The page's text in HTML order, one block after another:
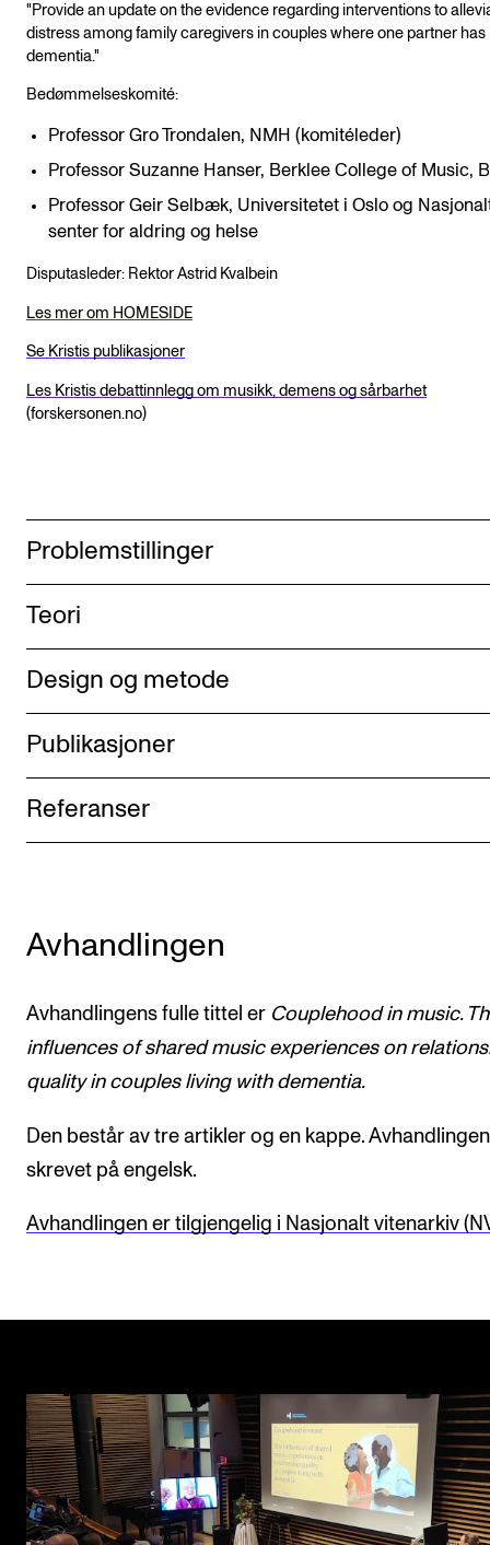
"Provide an update on the evidence regarding interventions to
distress among family caregivers in couples where one partner has
dementia."
Bedømmelseskomité:
Professor Gro Trondalen, NMH (komitéleder)
Professor Suzanne Hanser, Berklee College of Music,
Professor Geir Selbæk, Universitetet i Oslo og
senter for aldring og helse
Disputasleder: Rektor Astrid Kvalbein
Les mer om HOMESIDE
Se Kristis publikasjoner
Les Kristis debattinnlegg om musikk, demens og sårbarhet
(forskersonen.no)
Problemstillinger
Teori
Design og metode
Publikasjoner
Referanser
Avhandlingen
Avhandlingens fulle tittel er Couplehood in music.
influences of shared music experiences on
quality in couples living with dementia.
Den består av tre artikler og en kappe.
skrevet på engelsk.
Avhandlingen er tilgjengelig i Nasjonalt vitenarkiv